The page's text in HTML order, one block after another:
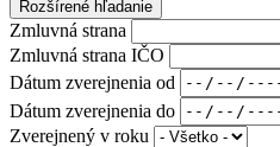
Rozšírené hľadanie
Zmluvná strana
Zmluvná strana IČO
Dátum zverejnenia od
Dátum zverejnenia do
Zverejnený v roku